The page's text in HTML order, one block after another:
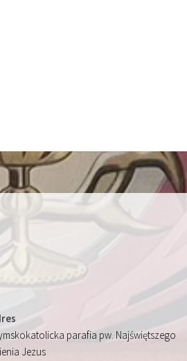
parafia pw. Najświętszego
Jezus